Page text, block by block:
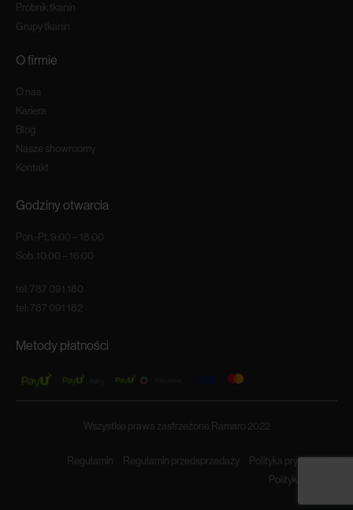
Próbnik tkanin
Grupy tkanin
O firmie
O nas
Kariera
Blog
Nasze showroomy
Kontakt
Godziny otwarcia
Pon.-Pt. 9:00 – 18:00
Sob. 10:00 – 16:00
tel: 787 091 180
tel: 787 091 182
Metody płatności
Wszystkie prawa zastrzeżone Ramaro 2022
Regulamin Regulamin przedsprzedaży
Polityka prywatności
Polityka cookies